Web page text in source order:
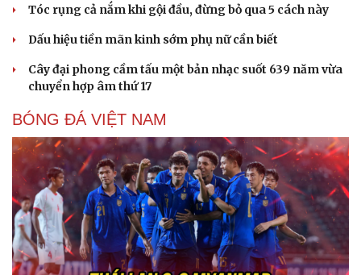
Tóc rụng cả nắm khi gội đầu, đừng bỏ qua 5 cách này
Dấu hiệu tiền mãn kinh sớm phụ nữ cần biết
Cây đại phong cầm tấu một bản nhạc suốt 639 năm vừa
chuyển hợp âm thứ 17
BÓNG ĐÁ VIỆT NAM